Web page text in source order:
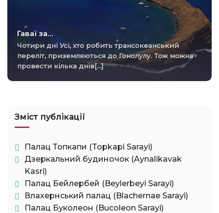
Гаваї за…
Чотири дні Усі, хто робить трансокеанський
переліт, приземляються до Гонолулу. Тож можна
провести кілька днів[...]
Зміст публікації
Палац Топкапи (Topkapi Sarayi)
Дзеркальний будиночок (Aynalikavak
Kasri)
Палац Бейлербей (Beylerbeyi Sarayi)
Влахернський палац (Blachernae Sarayi)
Палац Буколеон (Bucoleon Sarayi)